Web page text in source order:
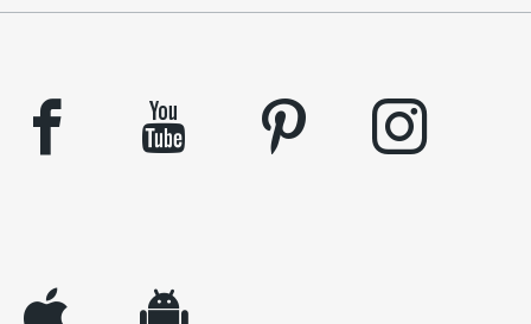
facebook youtube pinterest instagram